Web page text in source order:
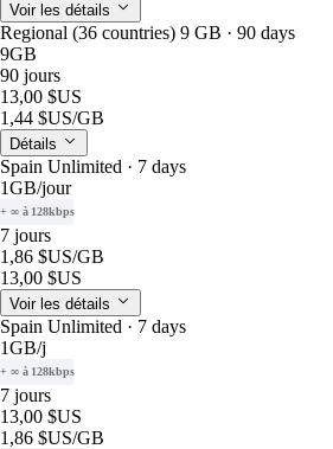
Voir les détails
Regional (36 countries) 9 GB · 90 days
9GB
90 jours
13,00 $US
1,44 $US/GB
Détails
Spain Unlimited · 7 days
1GB/jour
+ ∞ à 128kbps
7 jours
1,86 $US/GB
13,00 $US
Voir les détails
Spain Unlimited · 7 days
1GB/j
+ ∞ à 128kbps
7 jours
13,00 $US
1,86 $US/GB